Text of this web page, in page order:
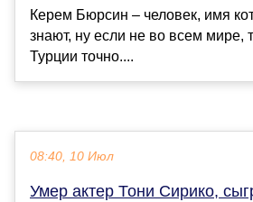
Керем Бюрсин – человек, имя
знают, ну если не во всем мире,
Турции точно....
08:40, 10 Июл
Умер актер Тони Сирико,